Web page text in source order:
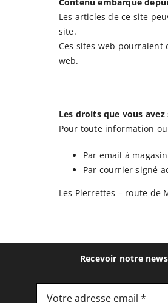
ActualitésLes articles de ce site
site.
Ces sites web pourraient
web.
Les droits que vous
Pour toute information
Par email à
Par courrier signé
Les Pierrettes – route de
Recevoir notre